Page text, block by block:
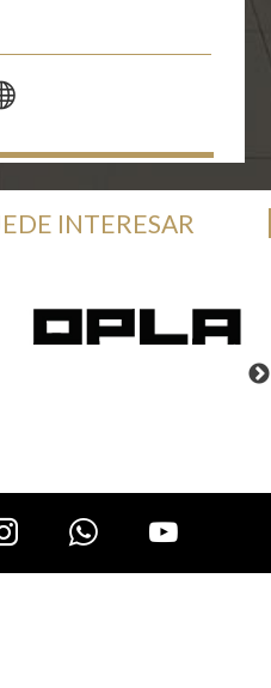
INTERESAR